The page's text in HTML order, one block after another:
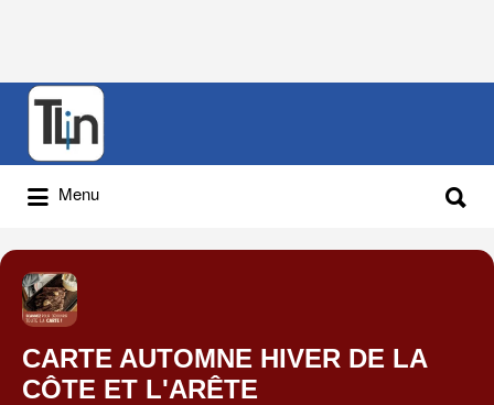
Rechercher
Menu
CARTE AUTOMNE HIVER DE LA
CÔTE ET L'ARÊTE